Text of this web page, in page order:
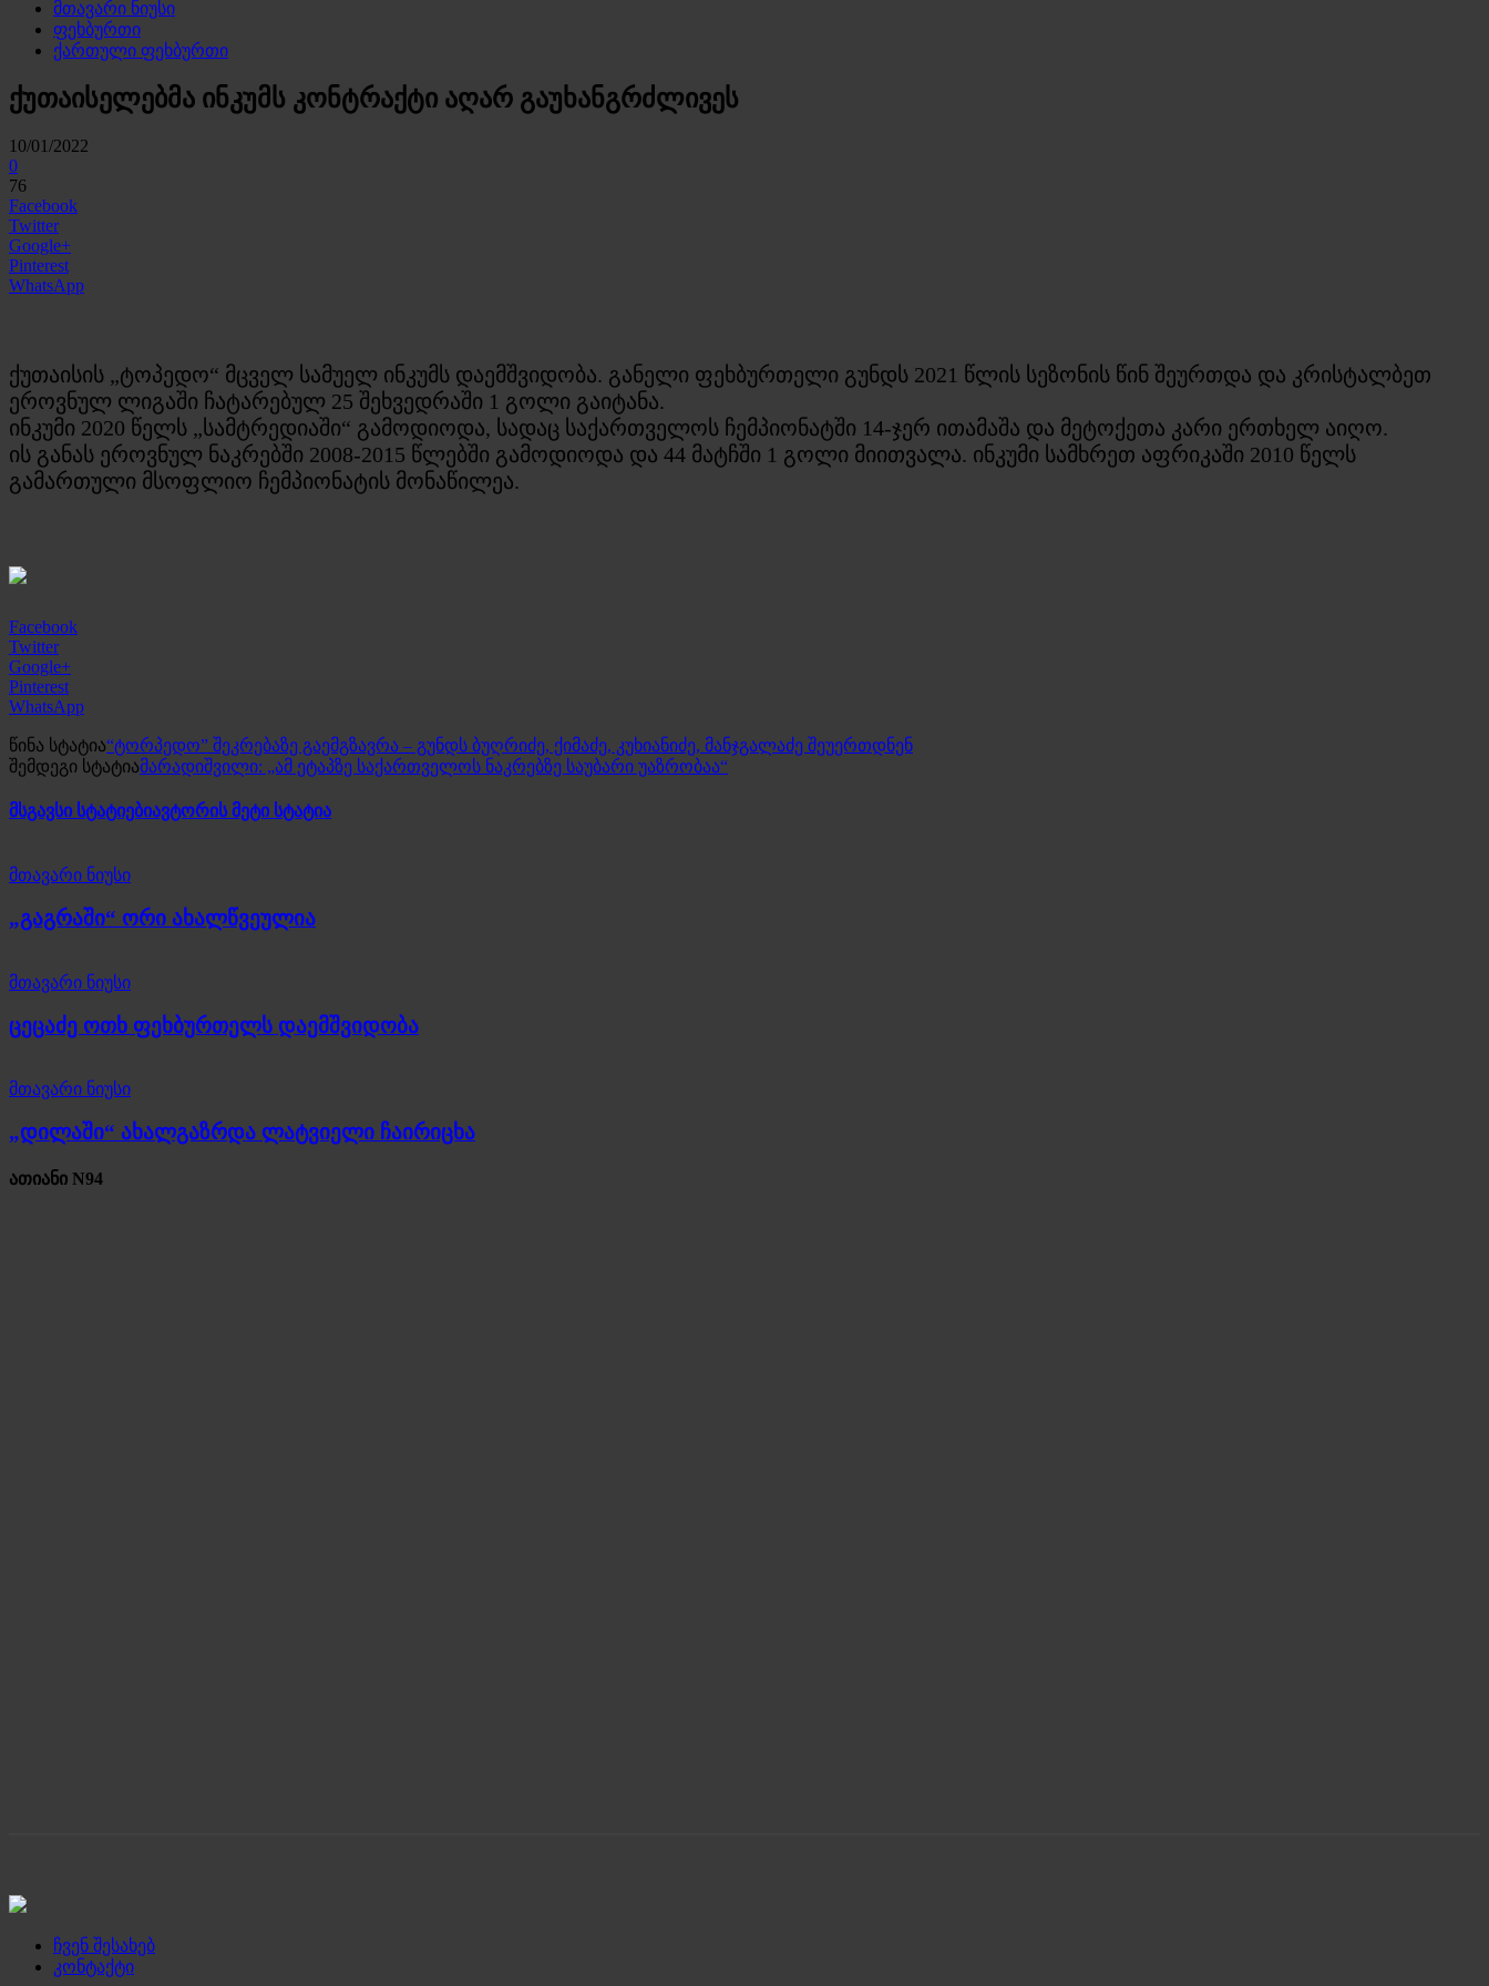
მთავარი ნიუსი
ფეხბურთი
ქართული ფეხბურთი
ქუთაისელებმა ინკუმს კონტრაქტი აღარ გაუხანგრძლივეს
10/01/2022
0
76
Facebook
Twitter
Google+
Pinterest
WhatsApp
ქუთაისის „ტოპედო“ მცველ სამუელ ინკუმს დაემშვიდობა. განელი ფეხბურთელი გუნდს 2021 წლის სეზონის წინ შეურთდა და კრისტალბეთ
ეროვნულ ლიგაში ჩატარებულ 25 შეხვედრაში 1 გოლი გაიტანა.
ინკუმი 2020 წელს „სამტრედიაში“ გამოდიოდა, სადაც საქართველოს ჩემპიონატში 14-ჯერ ითამაშა და მეტოქეთა კარი ერთხელ აიღო.
ის განას ეროვნულ ნაკრებში 2008-2015 წლებში გამოდიოდა და 44 მატჩში 1 გოლი მიითვალა. ინკუმი სამხრეთ აფრიკაში 2010 წელს
გამართული მსოფლიო ჩემპიონატის მონაწილეა.
Facebook
Twitter
Google+
Pinterest
WhatsApp
წინა სტატია“ტორპედო” შეკრებაზე გაემგზავრა – გუნდს ბუღრიძე, ქიმაძე, კუხიანიძე, მანჯგალაძე შეუერთდნენ
შემდეგი სტატიამარადიშვილი: „ამ ეტაპზე საქართველოს ნაკრებზე საუბარი უაზრობაა“
მსგავსი სტატიებიავტორის მეტი სტატია
მთავარი ნიუსი
„გაგრაში“ ორი ახალწვეულია
მთავარი ნიუსი
ცეცაძე ოთხ ფეხბურთელს დაემშვიდობა
მთავარი ნიუსი
„დილაში“ ახალგაზრდა ლატვიელი ჩაირიცხა
ათიანი N94
ჩვენ შესახებ
კონტაქტი